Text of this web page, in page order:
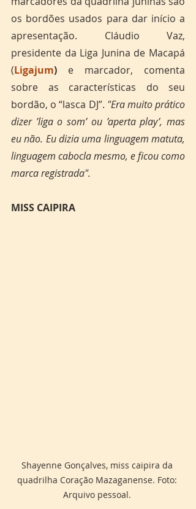
os bordões usados para dar início a
apresentação. Cláudio Vaz,
presidente da Liga Junina de Macapá
(Ligajum) e marcador, comenta
sobre as características do seu
bordão, o “lasca DJ”. "Era muito prático
dizer ’liga o som’ ou ’aperta play’, mas
eu não. Eu dizia uma linguagem matuta,
linguagem cabocla mesmo, e ficou como
marca registrada".
MISS CAIPIRA
Shayenne Gonçalves, miss caipira da
quadrilha Coração Mazaganense. Foto:
Arquivo pessoal.